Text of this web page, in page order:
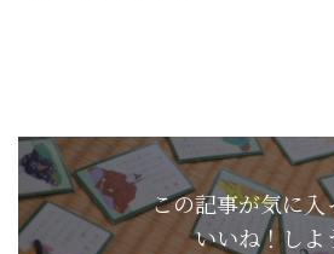
この記事が気に入
いいね！しよ